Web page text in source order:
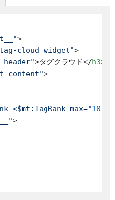
>
cloud widget">
header">タグクラウド</h3>
content">
<$mt:TagRank max="10"$>
>